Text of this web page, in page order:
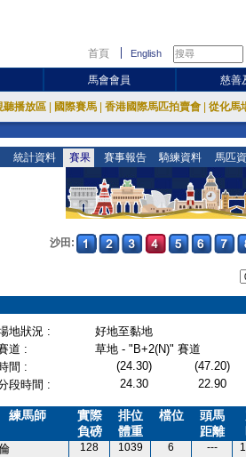
首頁 English
馬會會員 慈善
聽播放區 國際賽馬 香港國際馬匹拍賣會 從化馬
統計資料 賽果 賽事報告 騎練資料 馬匹
沙田:
地狀況 :
好地至黏地
道 :
草地 - "B+2(N)" 賽道
間 : (24.30) (47.20)
段時間 :
24.30 22.90
練馬師
實際
負磅
排位
體重
檔位
頭馬
距離
128 1039 6 ---